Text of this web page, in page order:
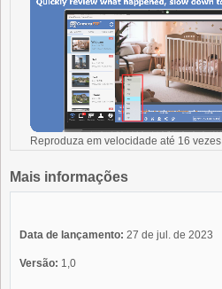
Reproduza em velocidade até 16
Mais informações
Data de lançamento: 27 de jul. de 2023
Versão: 1,0